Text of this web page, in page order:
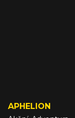
APHELION